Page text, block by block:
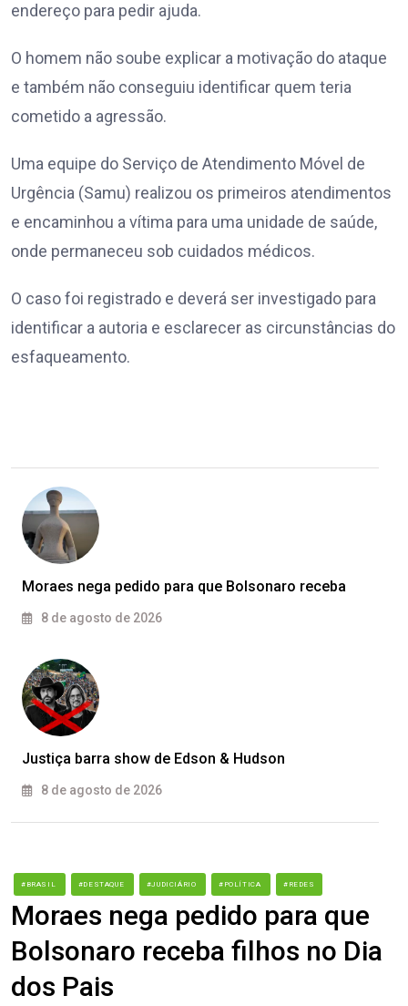
endereço para pedir ajuda.
O homem não soube explicar a motivação do ataque
e também não conseguiu identificar quem teria
cometido a agressão.
Uma equipe do Serviço de Atendimento Móvel de
Urgência (Samu) realizou os primeiros atendimentos
e encaminhou a vítima para uma unidade de saúde,
onde permaneceu sob cuidados médicos.
O caso foi registrado e deverá ser investigado para
identificar a autoria e esclarecer as circunstâncias do
esfaqueamento.
Moraes nega pedido para que Bolsonaro receba
8 de agosto de 2026
Justiça barra show de Edson & Hudson
8 de agosto de 2026
#BRASIL #DESTAQUE #JUDICIÁRIO #POLÍTICA #REDES
Moraes nega pedido para que
Bolsonaro receba filhos no Dia
dos Pais